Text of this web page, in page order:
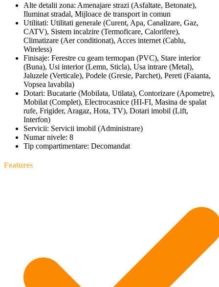
Alte detalii zona: Amenajare strazi (Asfaltate, Betonate),
Iluminat stradal, Mijloace de transport in comun
Utilitati: Utilitati generale (Curent, Apa, Canalizare, Gaz,
CATV), Sistem incalzire (Termoficare, Calorifere),
Climatizare (Aer conditionat), Acces internet (Cablu,
Wireless)
Finisaje: Ferestre cu geam termopan (PVC), Stare interior
(Buna), Usi interior (Lemn, Sticla), Usa intrare (Metal),
Jaluzele (Verticale), Podele (Gresie, Parchet), Pereti (Faianta,
Vopsea lavabila)
Dotari: Bucatarie (Mobilata, Utilata), Contorizare (Apometre),
Mobilat (Complet), Electrocasnice (HI-FI, Masina de spalat
rufe, Frigider, Aragaz, Hota, TV), Dotari imobil (Lift,
Interfon)
Servicii: Servicii imobil (Administrare)
Numar nivele: 8
Tip compartimentare: Decomandat
Features